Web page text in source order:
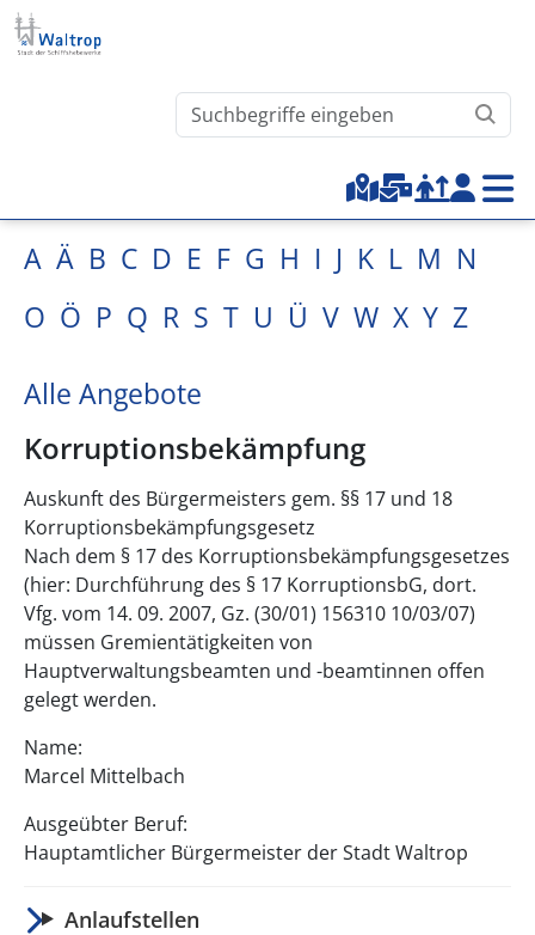
Direkt zum Inhalt
Waltrop.de durchsuchen
Top-Menu
A Ä B C D E F G H I J K L M N
O Ö P Q R S T U Ü V W X Y Z
Alle Angebote
Korruptionsbekämpfung
Auskunft des Bürgermeisters gem. §§ 17 und 18
Korruptionsbekämpfungsgesetz
Nach dem § 17 des Korruptionsbekämpfungsgesetzes
(hier: Durchführung des § 17 KorruptionsbG, dort.
Vfg. vom 14. 09. 2007, Gz. (30/01) 156310 10/03/07)
müssen Gremientätigkeiten von
Hauptverwaltungsbeamten und -beamtinnen offen
gelegt werden.
Name:
Marcel Mittelbach
Ausgeübter Beruf:
Hauptamtlicher Bürgermeister der Stadt Waltrop
Anlaufstellen